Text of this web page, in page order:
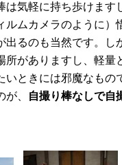
は気軽に持ち歩けます
ルムカメラのように）
出るのも当然です。し
所がありますし、軽量
いときには邪魔なもの
、
自撮り棒なしで自